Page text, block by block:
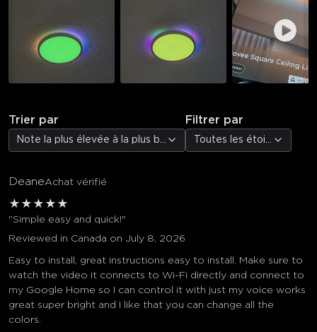
Trier par
Note la plus élevée à la plus basse
Filtrer par
Toutes les étoiles
DeaneAchat vérifié
★ ★ ★ ★ ★
"Simple easy and quick!"
Reviewed in Canada on July 8, 2026
Easy to install, great instructions easy to install. Make sure to
watch the video it connects to Wi-Fi directly and connect to
my Google Home so I can control it with just my voice works
great super bright and I like that you can change all the
colors.